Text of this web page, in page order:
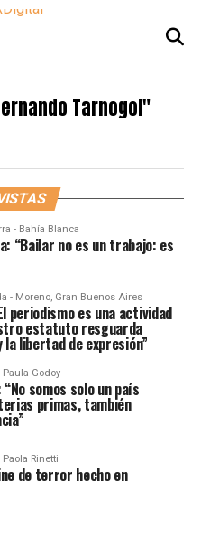
Tarnogol"
- Bahía Blanca
“Bailar no es un trabajo: es
- Moreno, Gran Buenos Aires
periodismo es una actividad
estatuto resguarda
libertad de expresión”
Paula Godoy
somos solo un país
primas, también
Paola Rinetti
de terror hecho en